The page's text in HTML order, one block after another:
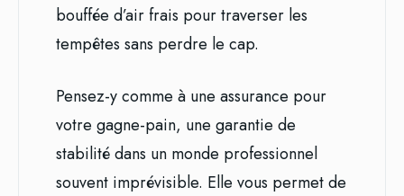
bouffée d’air frais pour traverser les
tempêtes sans perdre le cap.
Pensez-y comme à une assurance pour
votre gagne-pain, une garantie de
stabilité dans un monde professionnel
souvent imprévisible. Elle vous permet de